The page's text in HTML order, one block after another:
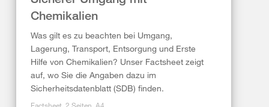
Chemikalien
Was gilt es zu beachten bei Umgang,
Lagerung, Transport, Entsorgung und Erste
Hilfe von Chemikalien? Unser Factsheet zeigt
auf, wo Sie die Angaben dazu im
Sicherheitsdatenblatt (SDB) finden.